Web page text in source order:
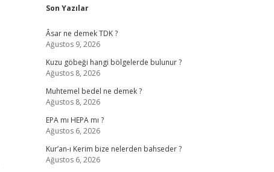
Sidebar
Son Yazılar
Âsar ne demek TDK ?
Ağustos 9, 2026
Kuzu göbeği hangi bölgelerde bulunur ?
Ağustos 8, 2026
Muhtemel bedel ne demek ?
Ağustos 8, 2026
EPA mı HEPA mı ?
Ağustos 6, 2026
Kur’an-ı Kerim bize nelerden bahseder ?
Ağustos 6, 2026